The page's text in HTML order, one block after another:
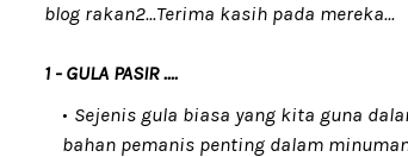
blog rakan2...Terima kasih pada mereka...
1 - GULA PASIR ....
Sejenis gula biasa yang kita guna
bahan pemanis penting dalam